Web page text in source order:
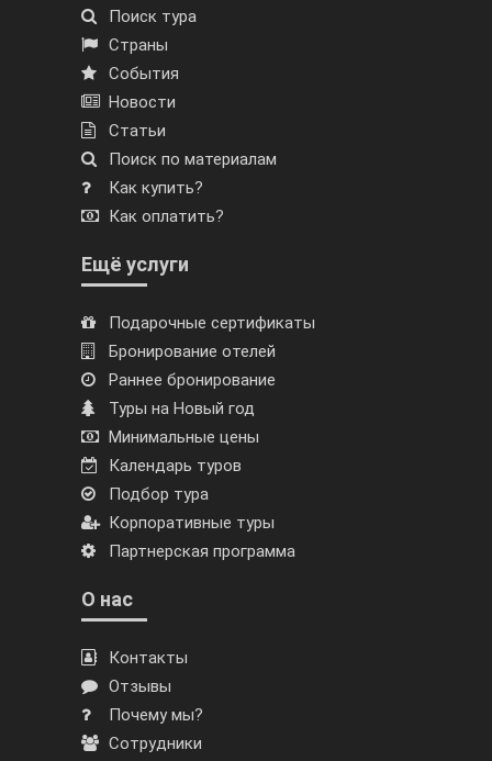
Поиск тура
Страны
События
Новости
Статьи
Поиск по материалам
Как купить?
Как оплатить?
Ещё услуги
Подарочные сертификаты
Бронирование отелей
Раннее бронирование
Туры на Новый год
Минимальные цены
Календарь туров
Подбор тура
Корпоративные туры
Партнерская программа
О нас
Контакты
Отзывы
Почему мы?
Сотрудники